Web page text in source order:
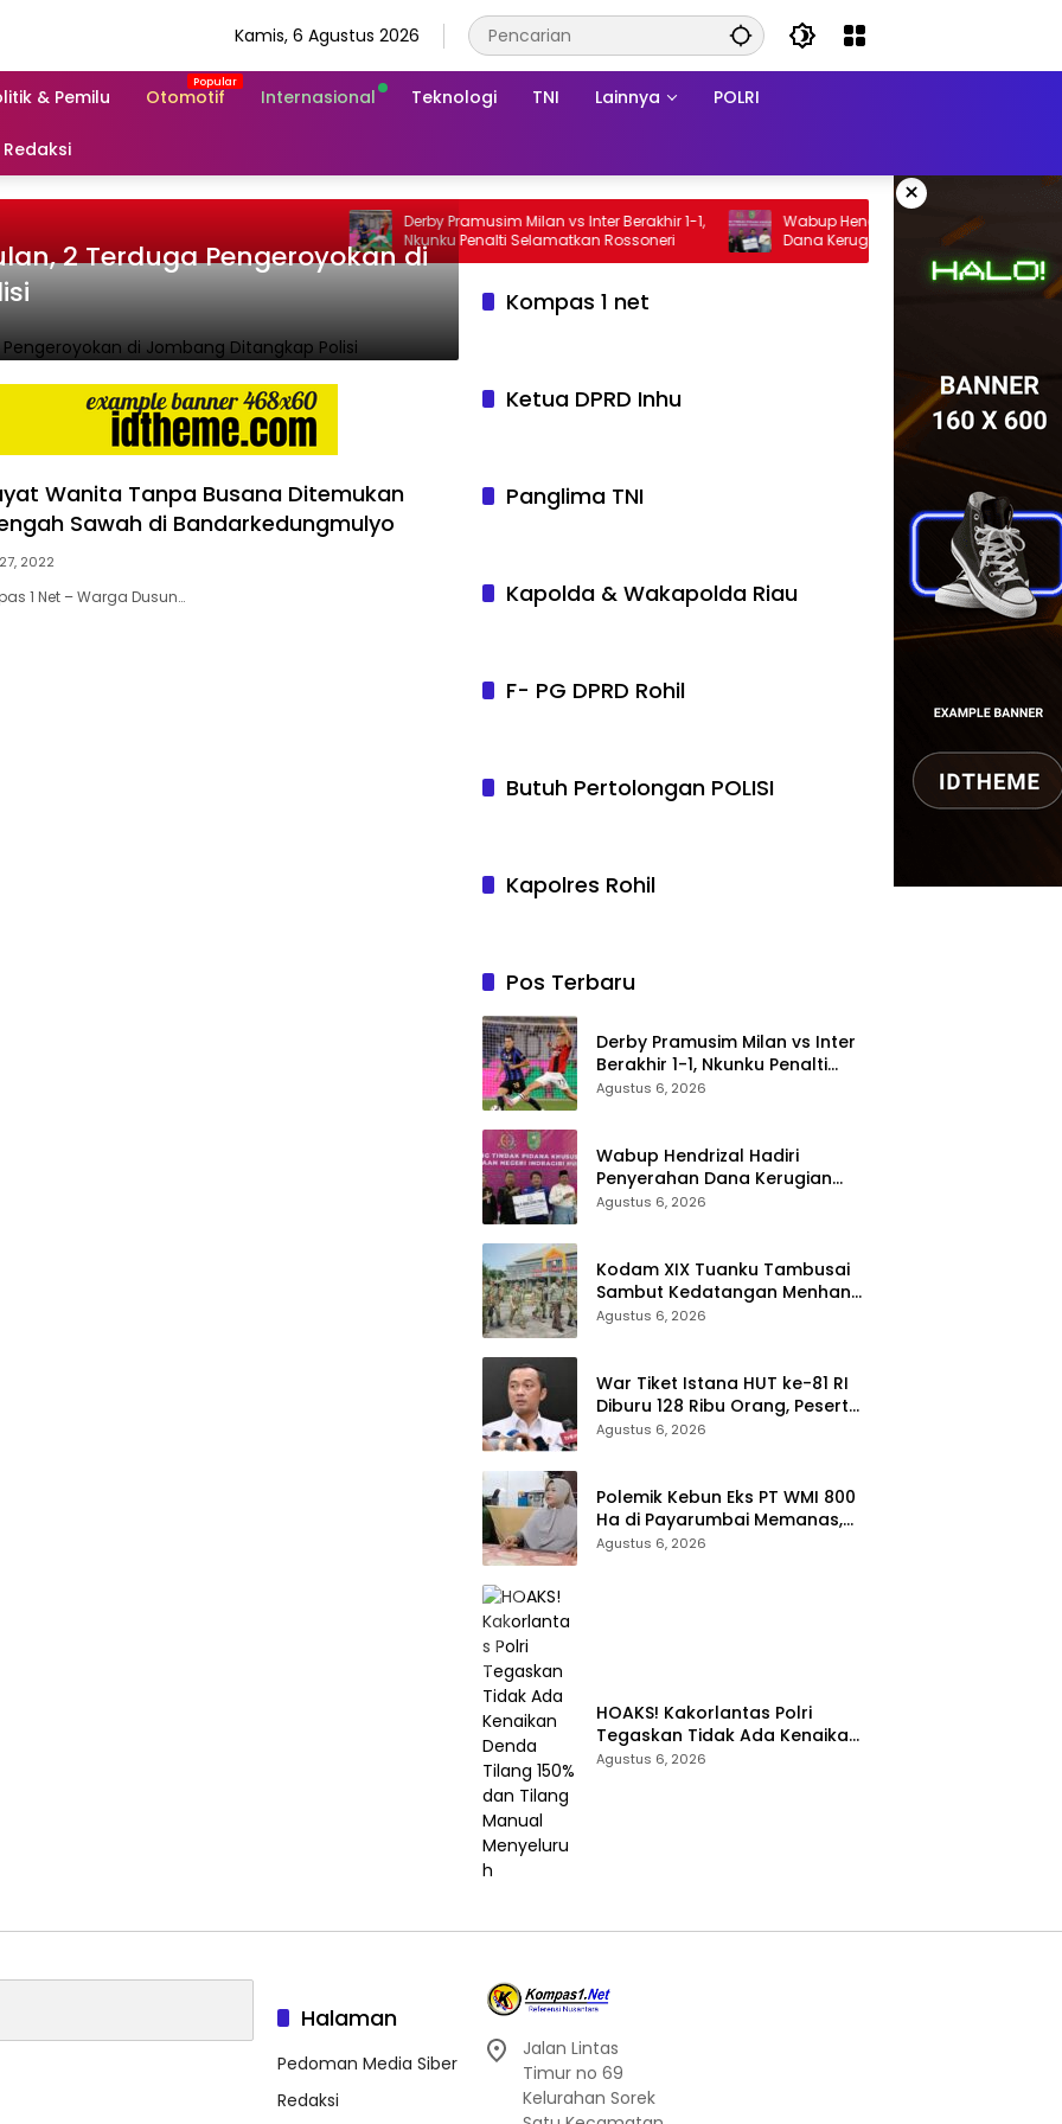
Kamis, 6 Agustus 2026
& Pemilu Otomotif Internasional Teknologi TNI Lainnya POLRI
Redaksi
×
Derby Pramusim Milan vs Inter Berakhir 1-1,
Nkunku Penalti Selamatkan Rossoneri
Wabup Hendrizal Hadiri Penyerahan
Dana Kerugian Negara Rp1,86 Miliar
Kasus Korupsi BPR Indra Arta
2 Terduga Pengeroyokan di
Wanita Tanpa Busana Ditemukan
Sawah di Bandarkedungmulyo
2022
1 Net – Warga Dusun…
Kompas 1 net
Ketua DPRD Inhu
Panglima TNI
Kapolda & Wakapolda Riau
F- PG DPRD Rohil
Butuh Pertolongan POLISI
Kapolres Rohil
Pos Terbaru
Derby Pramusim Milan vs Inter
Berakhir 1-1, Nkunku Penalti
Selamatkan Rossoneri
Agustus 6, 2026
Wabup Hendrizal Hadiri
Penyerahan Dana Kerugian
Negara Rp1,86 Miliar Kasus
Agustus 6, 2026
Kodam XIX Tuanku Tambusai
Sambut Kedatangan Menhan
RI, Tinjau Penguatan Yonif TP di
Agustus 6, 2026
War Tiket Istana HUT ke-81 RI
Diburu 128 Ribu Orang, Peserta
dari 36 Provinsi dan 14 Negara
Agustus 6, 2026
Polemik Kebun Eks PT WMI 800
Ha di Payarumbai Memanas,
Asisten Umum Tolak Dikelola
Agustus 6, 2026
HOAKS! Kakorlantas Polri
Tegaskan Tidak Ada Kenaikan
Denda Tilang 150% dan Tilang
Agustus 6, 2026
Halaman
Pedoman Media Siber
Redaksi
Jalan Lintas
Timur no 69
Kelurahan Sorek